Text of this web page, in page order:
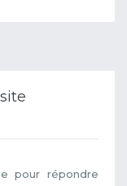
pour répondre